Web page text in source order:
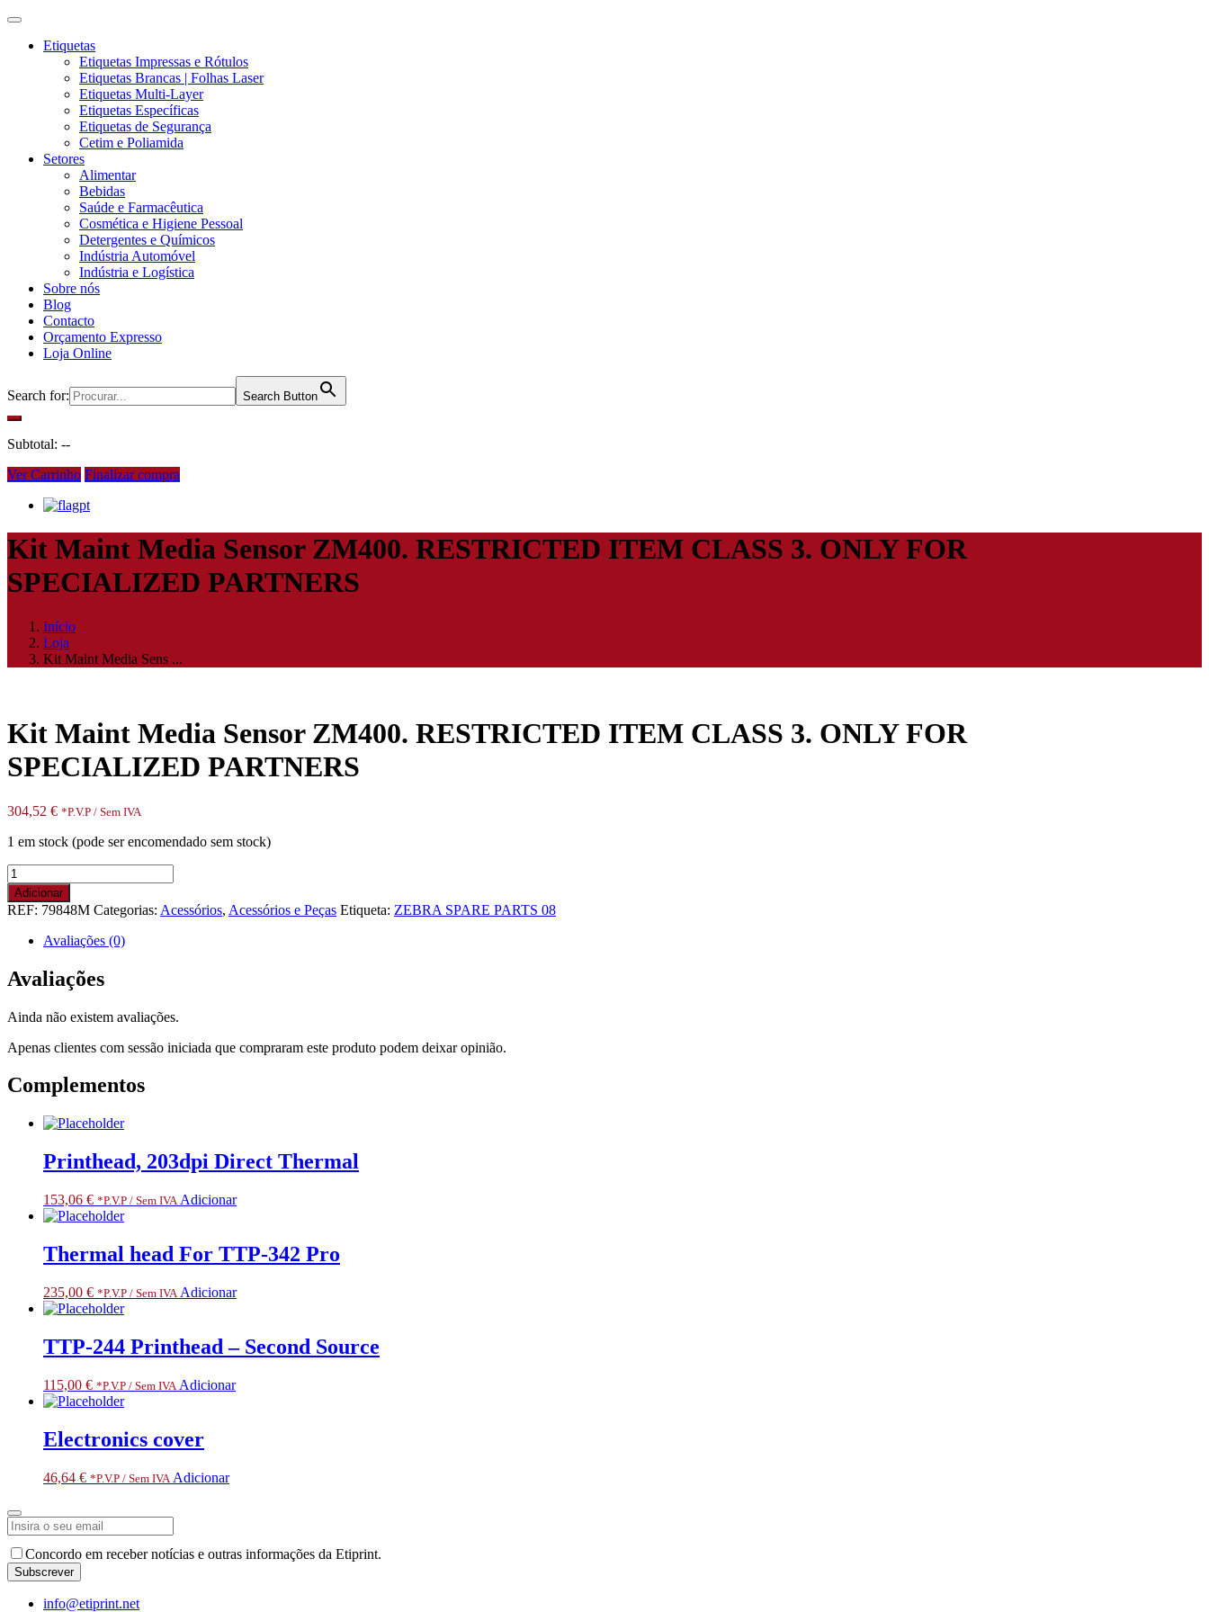
Etiquetas
Etiquetas Impressas e Rótulos
Etiquetas Brancas | Folhas Laser
Etiquetas Multi-Layer
Etiquetas Específicas
Etiquetas de Segurança
Cetim e Poliamida
Setores
Alimentar
Bebidas
Saúde e Farmacêutica
Cosmética e Higiene Pessoal
Detergentes e Químicos
Indústria Automóvel
Indústria e Logística
Sobre nós
Blog
Contacto
Orçamento Expresso
Loja Online
Search for: Search Button
Subtotal: --
Ver Carrinho Finalizar compra
pt
Kit Maint Media Sensor ZM400. RESTRICTED ITEM CLASS 3. ONLY FOR
SPECIALIZED PARTNERS
Início
Loja
Kit Maint Media Sens ...
Kit Maint Media Sensor ZM400. RESTRICTED ITEM CLASS 3. ONLY FOR
SPECIALIZED PARTNERS
304,52 € *P.V.P / Sem IVA
1 em stock (pode ser encomendado sem stock)
Quantidade
de
Kit
Maint
Media
Sensor
ZM400.
RESTRICTED
CLASS
ONLY
SPECIALIZED
PARTNERS
Adicionar
REF: 79848M Categorias: Acessórios, Acessórios e Peças Etiqueta: ZEBRA SPARE PARTS 08
Avaliações (0)
Avaliações
Ainda não existem avaliações.
Apenas clientes com sessão iniciada que compraram este produto podem deixar opinião.
Complementos
Printhead, 203dpi Direct Thermal
153,06 € *P.V.P / Sem IVA Adicionar
Thermal head For TTP-342 Pro
235,00 € *P.V.P / Sem IVA Adicionar
TTP-244 Printhead – Second Source
115,00 € *P.V.P / Sem IVA Adicionar
Electronics cover
46,64 € *P.V.P / Sem IVA Adicionar
Concordo em receber notícias e outras informações da Etiprint.
Subscrever
Email
*
info@etiprint.net